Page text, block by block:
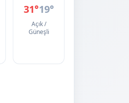
31°19°
Açık /
Güneşli